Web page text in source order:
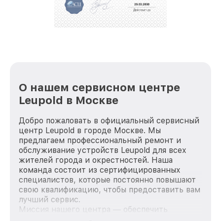
репутацию. Мы постоянно совершенствуемся и
О нашем сервисном центре
Leupold в Москве
Добро пожаловать в официальный сервисный
центр Leupold в городе Москве. Мы
предлагаем профессиональный ремонт и
обслуживание устройств Leupold для всех
жителей города и окрестностей. Наша
команда состоит из сертифицированных
специалистов, которые постоянно повышают
свою квалификацию, чтобы предоставить вам
лучший сервис.
Миссия нашего центра — обеспечить
качественный и доступный ремонт для